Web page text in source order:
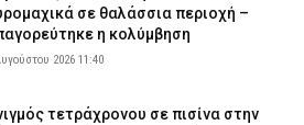
21:25
επίθεση σε νοσηλεύτρια στα
21:12
σε θαλάσσια περιοχή –
η κολύμβηση
2026 11:40
τετράχρονου σε πισίνα στην